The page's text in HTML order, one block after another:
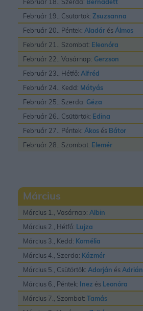
Február 19., Csütörtök: Zsuzsanna
Február 20., Péntek: Aladár ésÁlmos
Február 21., Szombat: Eleonóra
Február 22., Vasárnap: Gerzson
Február 23., Hétfő: Alfréd
Február 24., Kedd: Mátyás
Február 25., Szerda: Géza
Február 26., Csütörtök: Edina
Február 27., Péntek: Ákos és Bátor
Február 28., Szombat: Elemér
Március
Március 1., Vasárnap: Albin
Március 2., Hétfő: Lujza
Március 3., Kedd: Kornélia
Március 4., Szerda: Kázmér
Március 5., Csütörtök: Adorján ésAdrián
Március 6., Péntek: Inez és Leonóra
Március 7., Szombat: Tamás